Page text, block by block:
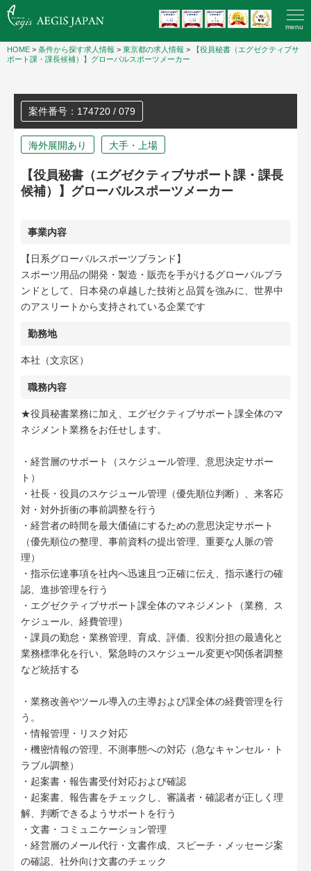
menu
HOME > 条件から探す求人情報 > 東京都の求人情報 >
【役員秘書（エグゼクティブサ
ポート課・課長候補）】グローバルスポーツメーカー
案件番号：174720 / 079
海外展開あり 大手・上場
【役員秘書（エグゼクティブサポート課・課長
候補）】グローバルスポーツメーカー
事業内容
【日系グローバルスポーツブランド】
スポーツ用品の開発・製造・販売を手がけるグローバルブラ
ンドとして、日本発の卓越した技術と品質を強みに、世界中
のアスリートから支持されている企業です
勤務地
本社（文京区）
職務内容
★役員秘書業務に加え、エグゼクティブサポート課全体のマ
ネジメント業務をお任せします。
・経営層のサポート（スケジュール管理、意思決定サポー
ト）
・社⾧・役員のスケジュール管理（優先順位判断）、来客応
対・対外折衝の事前調整を行う
・経営者の時間を最大価値にするための意思決定サポート
（優先順位の整理、事前資料の提出管理、重要な人脈の管
理）
・指示伝達事項を社内へ迅速且つ正確に伝え、指示遂行の確
認、進捗管理を行う
・エグゼクティブサポート課全体のマネジメント（業務、ス
ケジュール、経費管理）
・課員の勤怠・業務管理、育成、評価、役割分担の最適化と
業務標準化を行い、緊急時のスケジュール変更や関係者調整
など統括する
・業務改善やツール導入の主導および課全体の経費管理を行
う。
・情報管理・リスク対応
・機密情報の管理、不測事態への対応（急なキャンセル・ト
ラブル調整）
・起案書・報告書受付対応および確認
・起案書、報告書をチェックし、審議者・確認者が正しく理
解、判断できるようサポートを行う
・文書・コミュニケーション管理
・経営層のメール代行・文書作成、スピーチ・メッセージ案
の確認、社外向け文書のチェック